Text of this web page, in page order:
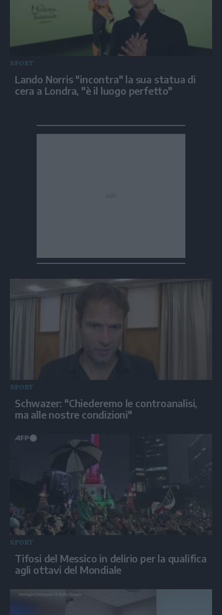
SPORT
Lando Norris "incontra" la sua statua di
cera a Londra, "è il luogo perfetto"
SPORT
Schwazer: "Chiederemo le controanalisi,
ma alle nostre condizioni"
SPORT
Tifosi del Messico in delirio per la qualifica
agli ottavi del Mondiale